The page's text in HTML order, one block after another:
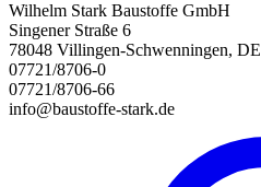
Wilhelm Stark Baustoffe GmbH
Singener Straße 6
78048 Villingen-Schwenningen, DE
07721/8706-0
07721/8706-66
info@baustoffe-stark.de